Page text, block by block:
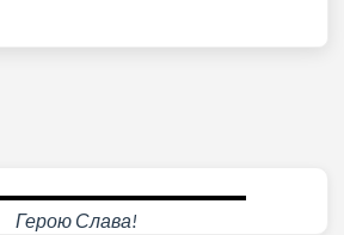
Герою Слава!